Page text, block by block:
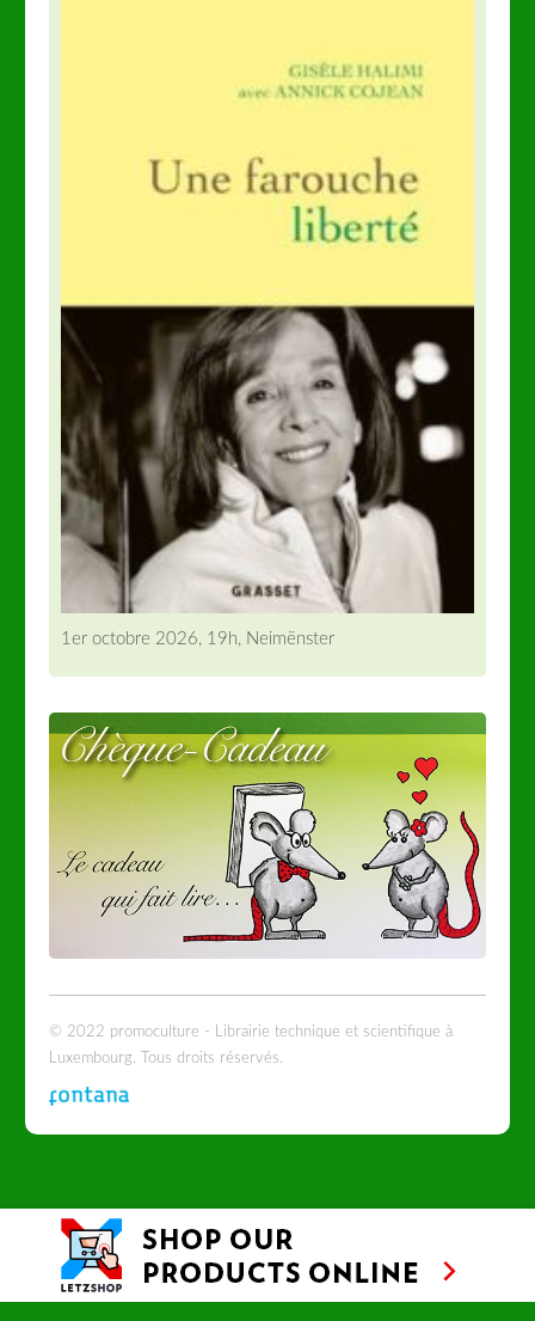
1er octobre 2026, 19h, Neimënster
© 2022 promoculture - Librairie technique et scientifique à
Luxembourg. Tous droits réservés.